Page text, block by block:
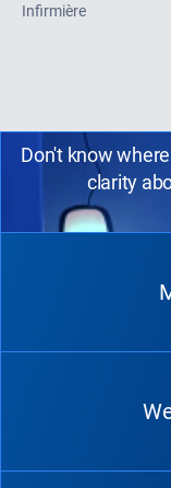
Infirmière
Don't know
clarity